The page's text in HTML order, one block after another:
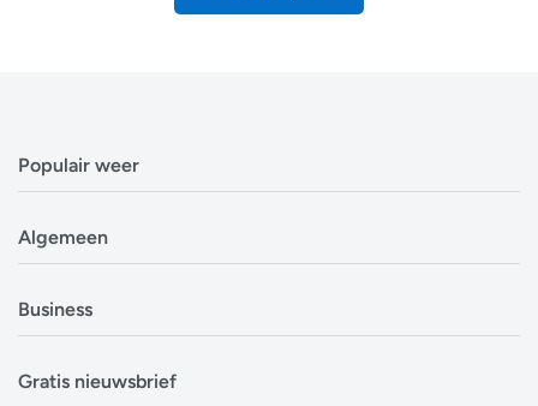
Populair weer
Weerbericht Brussel
Weerbericht Eindhoven
Alle locaties in België
Algemeen
Privacyverklaring
Disclaimer
Business
Overheden
Gratis nieuwsbrief